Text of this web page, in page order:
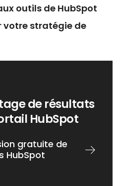
outils de HubSpot
stratégie de
de résultats
HubSpot
gratuite de
HubSpot